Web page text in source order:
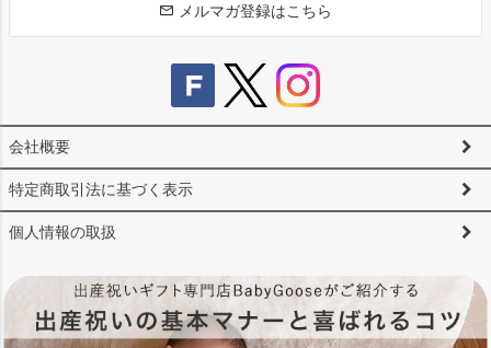
メルマガ登録はこちら
会社概要
特定商取引法に基づく表示
個人情報の取扱